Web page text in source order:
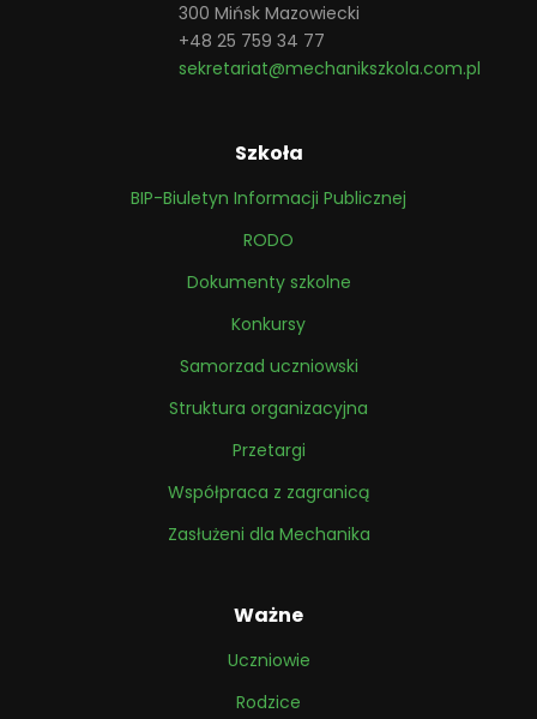
300 Mińsk Mazowiecki
+48 25 759 34 77
sekretariat@mechanikszkola.com.pl
Szkoła
BIP-Biuletyn Informacji Publicznej
RODO
Dokumenty szkolne
Konkursy
Samorzad uczniowski
Struktura organizacyjna
Przetargi
Współpraca z zagranicą
Zasłużeni dla Mechanika
Ważne
Uczniowie
Rodzice